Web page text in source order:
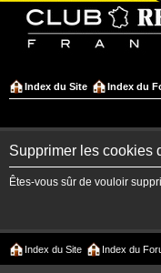
Index du Site Index du
Supprimer les cookies
Êtes-vous sûr de vouloir
Index du Site Index du